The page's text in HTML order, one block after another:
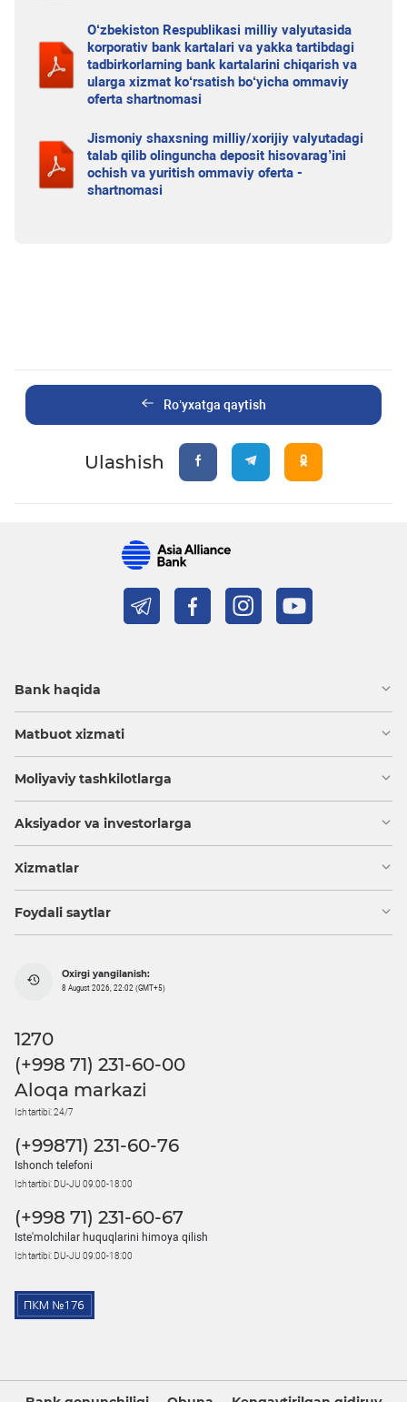
O‘zbekiston Respublikasi milliy valyutasida
korporativ bank kartalari va yakka tartibdagi
tadbirkorlarning bank kartalarini chiqarish va
ularga xizmat ko‘rsatish bo‘yicha ommaviy
oferta shartnomasi
Jismoniy shaxsning milliy/xorijiy valyutadagi
talab qilib olinguncha deposit hisovarag’ini
ochish va yuritish ommaviy oferta -
shartnomasi
Ro’yxatga qaytish
Ulashish
Bank haqida
Matbuot xizmati
Moliyaviy tashkilotlarga
Aksiyador va investorlarga
Xizmatlar
Foydali saytlar
Oxirgi yangilanish:
8 August 2026, 22:02 (GMT+5)
1270
(+998 71) 231-60-00
Aloqa markazi
Ish tartibi: 24/7
(+99871) 231-60-76
Ishonch telefoni
Ish tartibi: DU-JU 09:00-18:00
(+998 71) 231-60-67
Iste'molchilar huquqlarini himoya qilish
Ish tartibi: DU-JU 09:00-18:00